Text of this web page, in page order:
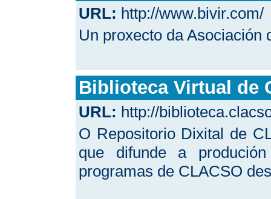
URL: http://www.bivir.com/
Un proxecto da Asociación
Biblioteca Virtual de
URL: http://
O Repositorio Dixital de
que difunde a
programas de CLACSO